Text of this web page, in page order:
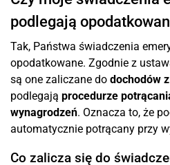
podlegają
Tak, Państwa świadczenia
opodatkowane. Zgodnie z
są one zaliczane do dochodów
podlegają procedurze
wynagrodzeń. Oznacza to, że
automatycznie potrącany przy
Co zalicza się do